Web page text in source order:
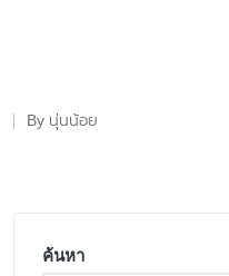
Posted
By นุ่นน้อย
ค้นหา